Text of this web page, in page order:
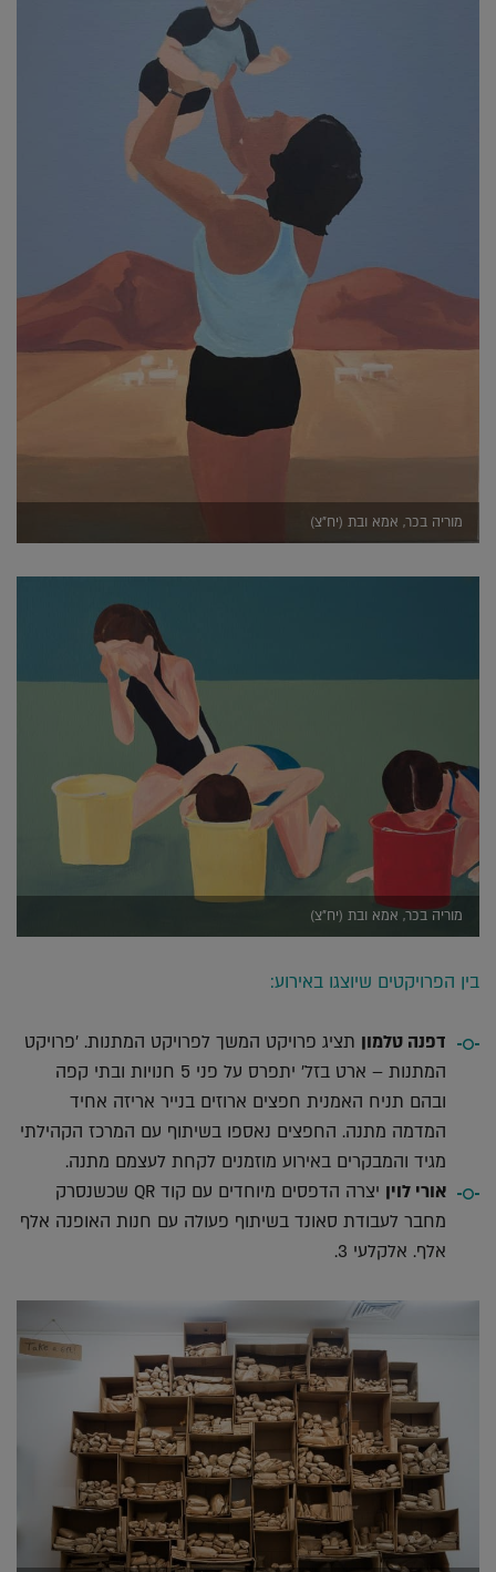
מוריה בכר, אמא ובת (יח"צ)
מוריה בכר, אמא ובת (יח"צ)
בין הפרויקטים שיוצגו באירוע:
דפנה טלמון תציג פרויקט המשך לפרויקט המתנות. 'פרויקט
המתנות – ארט בזל' יתפרס על פני 5 חנויות ובתי קפה
ובהם תניח האמנית חפצים ארוזים בנייר אריזה אחיד
המדמה מתנה. החפצים נאספו בשיתוף עם המרכז הקהילתי
מגיד והמבקרים באירוע מוזמנים לקחת לעצמם מתנה.
אורי לוין
יצרה הדפסים מיוחדים עם קוד QR שכשנסרק
מחבר לעבודת סאונד בשיתוף פעולה עם חנות האופנה אלף
אלף. אלקלעי 3.